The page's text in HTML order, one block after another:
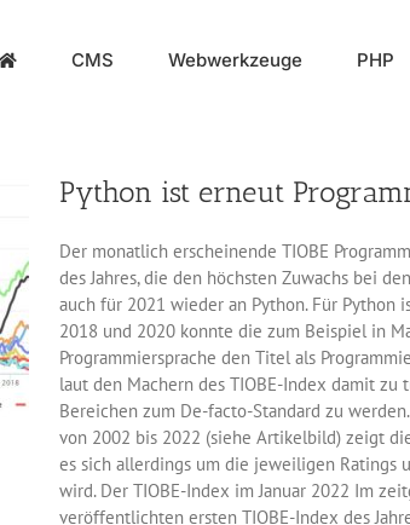
CMS Webwerkzeuge PHP
Python ist erneut
Der monatlich erscheinende TIOBE
des Jahres, die den höchsten Zuwachs bei
auch für 2021 wieder an Python. Für Python
2018 und 2020 konnte die zum Beispiel in
Programmiersprache den Titel als
laut den Machern des TIOBE-Index damit zu
Bereichen zum De-facto-Standard zu
von 2002 bis 2022 (siehe Artikelbild) zeigt
es sich allerdings um die jeweiligen Ratings
wird. Der TIOBE-Index im Januar 2022 Im
veröffentlichten ersten TIOBE-Index des